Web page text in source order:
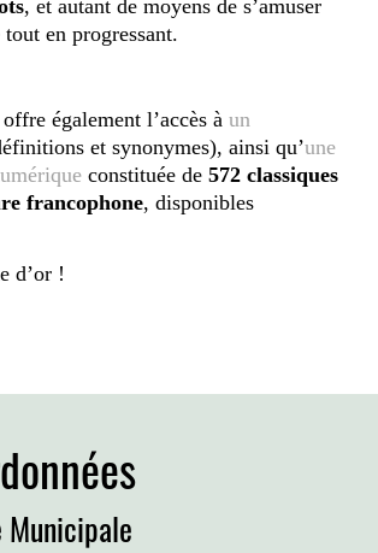
, et autant de moyens de s’amuser
en progressant.
également l’accès à un
et synonymes), ainsi qu’une
constituée de 572 classiques
francophone, disponibles
d’or !